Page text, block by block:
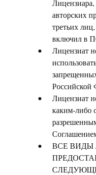
авторских
третьих
включил в
Лицензиат
Российской
Лицензиат
каким-либо
ВСЕ ВИДЫ